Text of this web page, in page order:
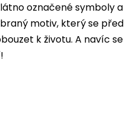
označené symboly a
motiv, který se před
k životu. A navíc se